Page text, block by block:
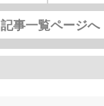
記事一覧ページへ